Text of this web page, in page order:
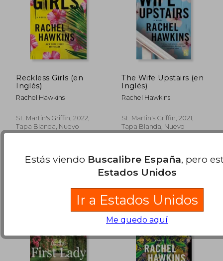
5% 28,34 € 5%
Reckless Girls (en
Inglés)
Rachel Hawkins
St. Martin's Griffin, 2022,
Tapa Blanda, Nuevo
The Wife Upstairs (en
Inglés)
Rachel Hawkins
St. Martin's Griffin, 2021,
Tapa Blanda, Nuevo
Estás viendo Buscalibre España, pero
Estados Unidos
Ir a Estados Unidos
Me quedo aquí